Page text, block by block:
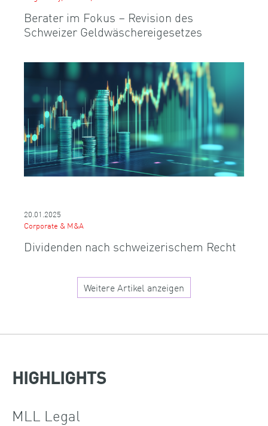
Berater im Fokus – Revision des
Schweizer Geldwäschereigesetzes
20.01.2025
Corporate & M&A
Dividenden nach schweizerischem Recht
Weitere Artikel anzeigen
HIGHLIGHTS
MLL Legal